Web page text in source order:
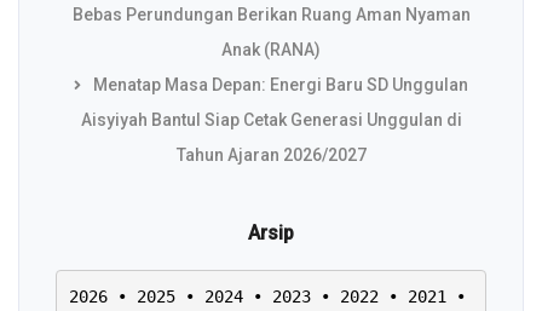
Bebas Perundungan Berikan Ruang Aman Nyaman
Anak (RANA)
Menatap Masa Depan: Energi Baru SD Unggulan
Aisyiyah Bantul Siap Cetak Generasi Unggulan di
Tahun Ajaran 2026/2027
Arsip
2026 • 2025 • 2024 • 2023 • 2022 • 2021